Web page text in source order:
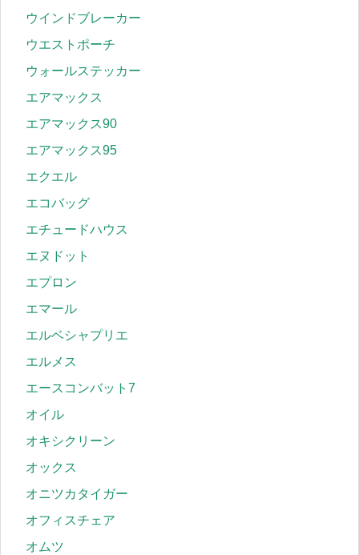
ウインドブレーカー
ウエストポーチ
ウォールステッカー
エアマックス
エアマックス90
エアマックス95
エクエル
エコバッグ
エチュードハウス
エヌドット
エプロン
エマール
エルベシャプリエ
エルメス
エースコンバット7
オイル
オキシクリーン
オックス
オニツカタイガー
オフィスチェア
オムツ